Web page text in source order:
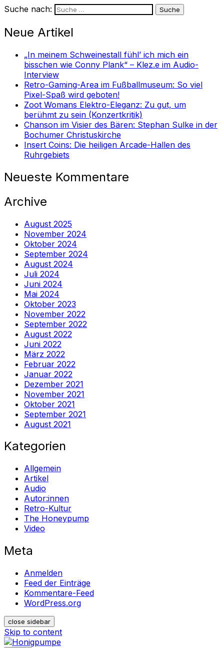
Suche nach:
Neue Artikel
„In meinem Schweinestall fühl’ ich mich ein
bisschen wie Conny Plank“ – Klez.e im Audio-
Interview
Retro-Gaming-Area im Fußballmuseum: So viel
Pixel-Spaß wird geboten!
Zoot Womans Elektro-Eleganz: Zu gut, um
berühmt zu sein (Konzertkritik)
Chanson im Visier des Bären: Stephan Sulke in der
Bochumer Christuskirche
Insert Coins: Die heiligen Arcade-Hallen des
Ruhrgebiets
Neueste Kommentare
Archive
August 2025
November 2024
Oktober 2024
September 2024
August 2024
Juli 2024
Juni 2024
Mai 2024
Oktober 2023
November 2022
September 2022
August 2022
Juni 2022
März 2022
Februar 2022
Januar 2022
Dezember 2021
November 2021
Oktober 2021
September 2021
August 2021
Kategorien
Allgemein
Artikel
Audio
Autor:innen
Retro-Kultur
The Honeypump
Video
Meta
Anmelden
Feed der Einträge
Kommentare-Feed
WordPress.org
close sidebar
Skip to content